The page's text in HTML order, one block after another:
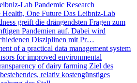
Lab Pandemic Research
Health, One Future Das Leibniz-Lab
greift die drängendsten Fragen zum
Pandemien auf. Dabei wird
Disziplinen mit Pr…
of a practical data management system
for improved environmental
of dairy farming Ziel des
relativ kostengünstiges